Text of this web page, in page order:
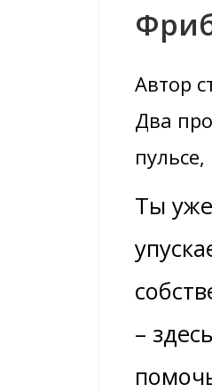
Автор
Два
Ты
–